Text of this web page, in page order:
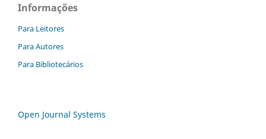
Informações
Para Leitores
Para Autores
Para Bibliotecários
Open Journal Systems